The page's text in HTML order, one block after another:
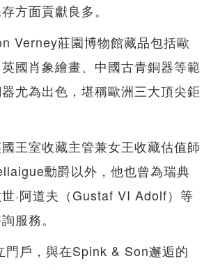
方面貢獻良多。
Verney莊園博物館藏品包括歐
國肖象繪畫、中國古青銅器等範
尤為出色，堪稱歐洲三大頂尖鉅
王室收藏主管兼女王收藏估值師
勳爵以外，他也曾為瑞典
·阿道夫（Gustaf VI Adolf）等
服務。
門戶，與在Spink & Son邂逅的